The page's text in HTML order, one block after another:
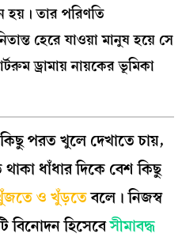
তার পরিণতি
হেরে যাওয়া মানুষ হয়ে সে
ড্রামায় নায়কের ভূমিকা
পরত খুলে দেখাতে চায়,
ধাঁধার দিকে বেশ কিছু
ও খুঁড়তেবলে। নিজস্ব
বিনোদন হিসেবেসীমাবদ্ধ